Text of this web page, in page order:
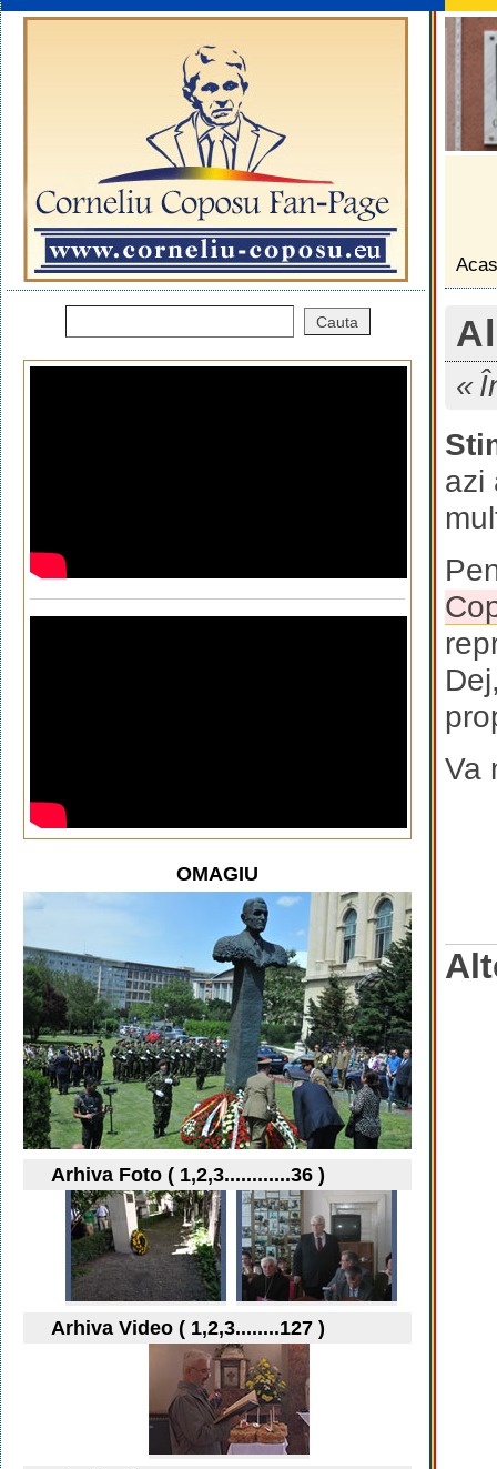
azi
Va
OMAGIU
Arhiva Foto ( 1,2,3............36 )
Arhiva Video ( 1,2,3........127 )